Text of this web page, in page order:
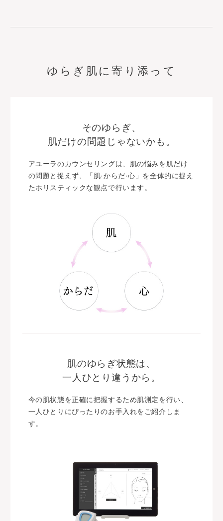
ゆらぎ肌に寄り添って
そのゆらぎ、
肌だけの問題じゃないかも。
アユーラのカウンセリングは、肌の悩みを肌だけ
の問題と捉えず、「肌·からだ·心」を全体的に捉え
たホリスティックな観点で行います。
肌のゆらぎ状態は、
一人ひとり違うから。
今の肌状態を正確に把握するため肌測定を行い、
一人ひとりにぴったりのお手入れをご紹介しま
す。